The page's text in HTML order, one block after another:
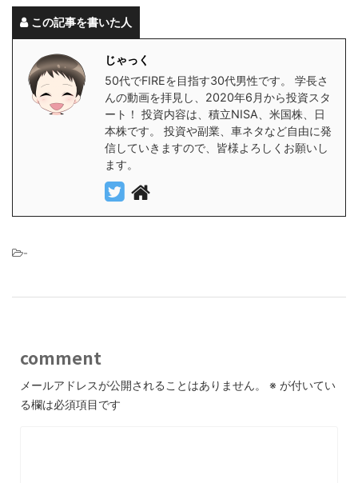
この記事を書いた人
じゃっく
50代でFIREを目指す30代男性です。 学長さ
んの動画を拝見し、2020年6月から投資スタ
ート！ 投資内容は、積立NISA、米国株、日
本株です。 投資や副業、車ネタなど自由に発
信していきますので、皆様よろしくお願いし
ます。
-
comment
メールアドレスが公開されることはありません。 ※ が付いてい
る欄は必須項目です